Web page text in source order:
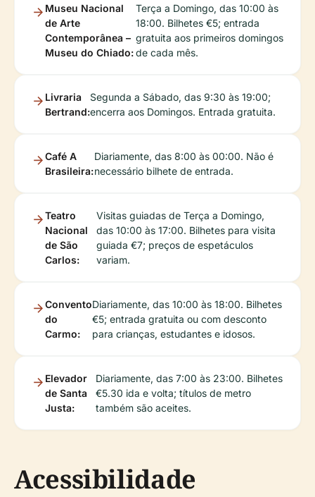
Museu Nacional
de Arte
Contemporânea –
Museu do Chiado:
Terça a Domingo, das 10:00 às
18:00. Bilhetes €5; entrada
gratuita aos primeiros domingos
de cada mês.
Livraria
Bertrand:
Segunda a Sábado, das 9:30 às 19:00;
encerra aos Domingos. Entrada gratuita.
Café A
Brasileira:
Diariamente, das 8:00 às 00:00. Não é
necessário bilhete de entrada.
Teatro
Nacional
de São
Carlos:
Visitas guiadas de Terça a Domingo,
das 10:00 às 17:00. Bilhetes para visita
guiada €7; preços de espetáculos
variam.
Convento
do
Carmo:
Diariamente, das 10:00 às 18:00. Bilhetes
€5; entrada gratuita ou com desconto
para crianças, estudantes e idosos.
Elevador
de Santa
Justa:
Diariamente, das 7:00 às 23:00. Bilhetes
€5.30 ida e volta; títulos de metro
também são aceites.
Acessibilidade